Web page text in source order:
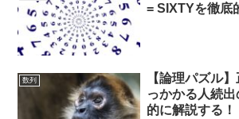
= SIXTYを徹底
数列
【論理パズル
っかかる人続
的に解説する！